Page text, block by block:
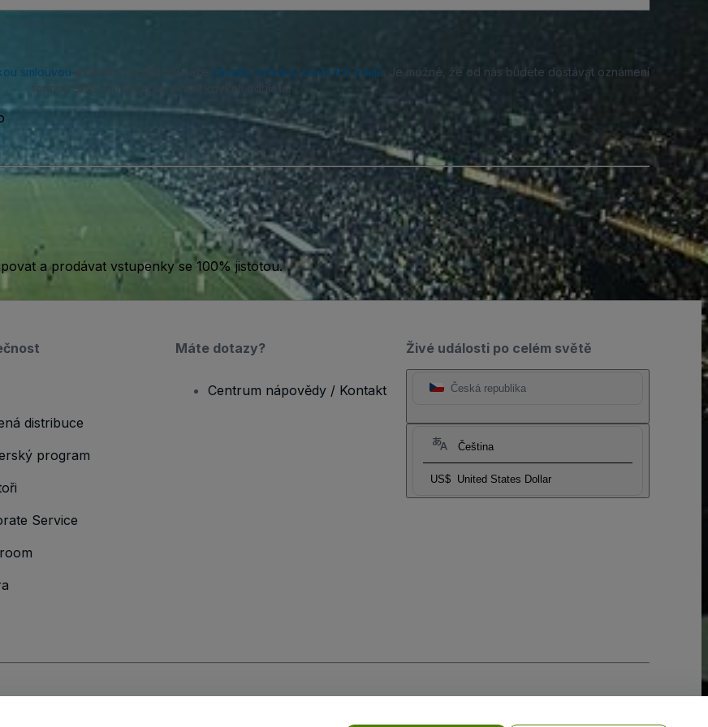
smlouvou zásady ochrany osobních údajů. Je možné, že od nás budete dostávat oznámení
formou SMS a můžete se z nich kdykoli odhlásit.
a prodávat vstupenky se 100% jistotou.
Živé události po celém světě
Česká republika
Čeština
US$ United States Dollar
distribuce
program
Service
Máte dotazy?
Centrum nápovědy / Kontakt